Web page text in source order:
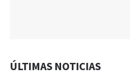
ÚLTIMAS NOTICIAS